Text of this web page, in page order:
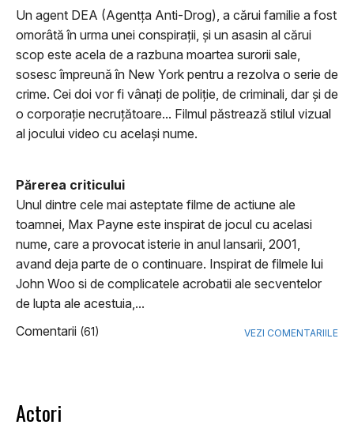
Un agent DEA (Agentța Anti-Drog), a cărui familie a fost
omorâtă în urma unei conspirații, și un asasin al cărui
scop este acela de a razbuna moartea surorii sale,
sosesc împreună în New York pentru a rezolva o serie de
crime. Cei doi vor fi vânați de poliție, de criminali, dar și de
o corporație necruțătoare... Filmul păstrează stilul vizual
al jocului video cu același nume.
Părerea criticului
Unul dintre cele mai asteptate filme de actiune ale
toamnei, Max Payne este inspirat de jocul cu acelasi
nume, care a provocat isterie in anul lansarii, 2001,
avand deja parte de o continuare. Inspirat de filmele lui
John Woo si de complicatele acrobatii ale secventelor
de lupta ale acestuia,...
Comentarii (61) VEZI COMENTARIILE
Actori